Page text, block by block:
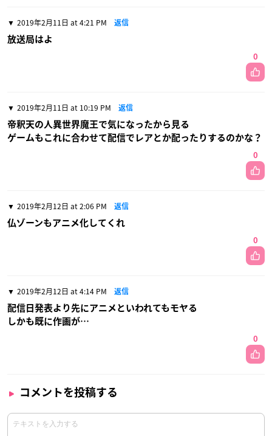
2019年2月11日 at 4:21 PM 返信
放送局はよ
0
2019年2月11日 at 10:19 PM 返信
帝釈天の人異世界魔王で気になったから見る
ゲームもこれに合わせて配信でレアとか配ったりするのかな？
0
2019年2月12日 at 2:06 PM 返信
仏ゾーンもアニメ化してくれ
0
2019年2月12日 at 4:14 PM 返信
配信日発表より先にアニメといわれてもモヤる
しかも既に作画が…
0
コメントを投稿する